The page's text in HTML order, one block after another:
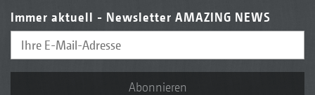
Immer aktuell - Newsletter AMAZING NEWS
Abonnieren